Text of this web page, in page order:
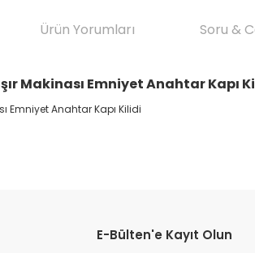
Ürün Yorumları Soru &
Makinası Emniyet Anahtar Kapı
Emniyet Anahtar Kapı Kilidi
bozuk veya görüntülenemiyor.
E-Bülten'e Kayıt Olun